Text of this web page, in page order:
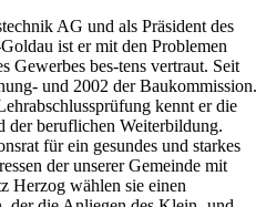
AG und als Präsident des
ist er mit den Problemen
Gewerbes bes-tens vertraut. Seit
und 2002 der Baukommission.
kennt er die
der beruflichen Weiterbildung.
für ein gesundes und starkes
der unserer Gemeinde mit
Herzog wählen sie einen